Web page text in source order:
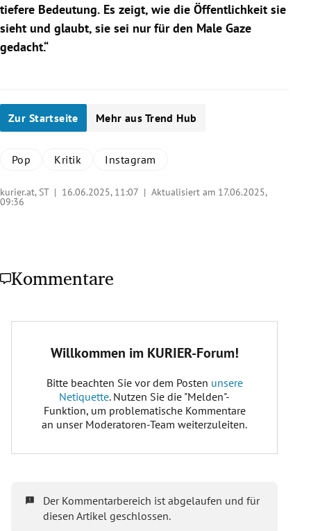
tiefere Bedeutung. Es zeigt, wie die Öffentlichkeit sie
sieht und glaubt, sie sei nur für den Male Gaze
gedacht.“
Zur Startseite Mehr aus Trend Hub
Pop Kritik Instagram
kurier.at, ST | 16.06.2025, 11:07 | Aktualisiert am 17.06.2025,
09:36
Kommentare